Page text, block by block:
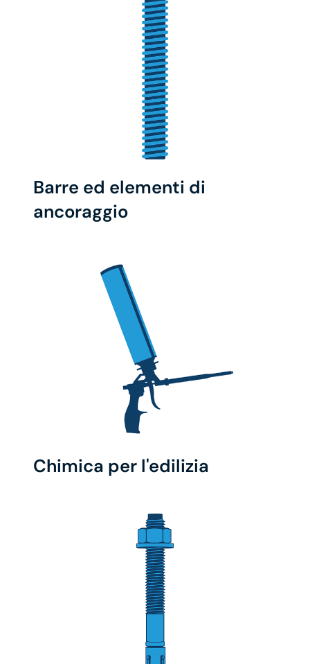
Barre ed elementi di
ancoraggio
Chimica per l'edilizia